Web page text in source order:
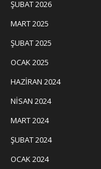
ŞUBAT 2026
MART 2025
ŞUBAT 2025
OCAK 2025
HAZIRAN 2024
NISAN 2024
MART 2024
ŞUBAT 2024
OCAK 2024